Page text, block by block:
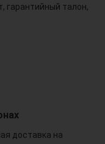
гарантийный талон,
доставка на